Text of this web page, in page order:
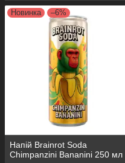
Новинка –6%
Напій Brainrot Soda
Chimpanzini Bananini 250 мл